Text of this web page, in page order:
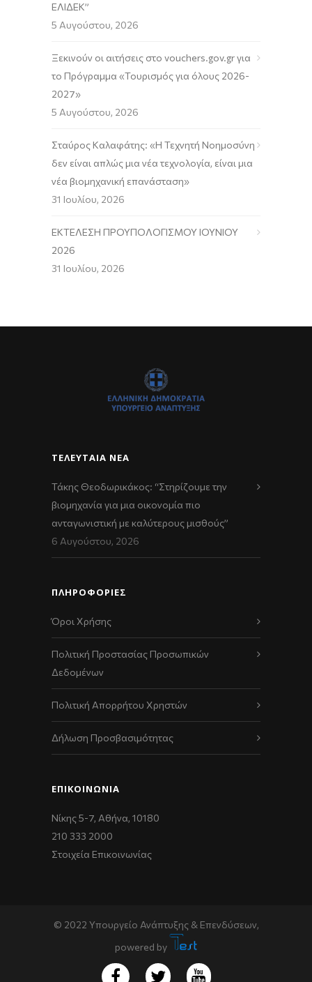
ΕΛΙΔΕΚ”
5 Αυγούστου, 2026
Ξεκινούν οι αιτήσεις στο vouchers.gov.gr για
το Πρόγραμμα «Τουρισμός για όλους 2026-
2027»
5 Αυγούστου, 2026
Σταύρος Καλαφάτης: «Η Τεχνητή Νοημοσύνη
δεν είναι απλώς μια νέα τεχνολογία, είναι μια
νέα βιομηχανική επανάσταση»
31 Ιουλίου, 2026
ΕΚΤΕΛΕΣΗ ΠΡΟΥΠΟΛΟΓΙΣΜΟΥ ΙΟΥΝΙΟΥ
2026
31 Ιουλίου, 2026
ΤΕΛΕΥΤΑΊΑ ΝΈΑ
Τάκης Θεοδωρικάκος: “Στηρίζουμε την
βιομηχανία για μια οικονομία πιο
ανταγωνιστική με καλύτερους μισθούς”
6 Αυγούστου, 2026
ΠΛΗΡΟΦΟΡΙΕΣ
Όροι Χρήσης
Πολιτική Προστασίας Προσωπικών
Δεδομένων
Πολιτική Απορρήτου Χρηστών
Δήλωση Προσβασιμότητας
ΕΠΙΚΟΙΝΩΝΊΑ
Νίκης 5-7, Αθήνα, 10180
210 333 2000
Στοιχεία Επικοινωνίας
© 2022 Υπουργείο Ανάπτυξης & Επενδύσεων,
powered by